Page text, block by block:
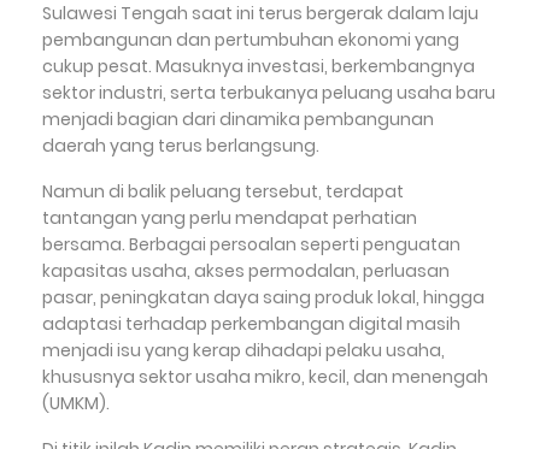
Sulawesi Tengah saat ini terus bergerak dalam laju
pembangunan dan pertumbuhan ekonomi yang
cukup pesat. Masuknya investasi, berkembangnya
sektor industri, serta terbukanya peluang usaha baru
menjadi bagian dari dinamika pembangunan
daerah yang terus berlangsung.
Namun di balik peluang tersebut, terdapat
tantangan yang perlu mendapat perhatian
bersama. Berbagai persoalan seperti penguatan
kapasitas usaha, akses permodalan, perluasan
pasar, peningkatan daya saing produk lokal, hingga
adaptasi terhadap perkembangan digital masih
menjadi isu yang kerap dihadapi pelaku usaha,
khususnya sektor usaha mikro, kecil, dan menengah
(UMKM).